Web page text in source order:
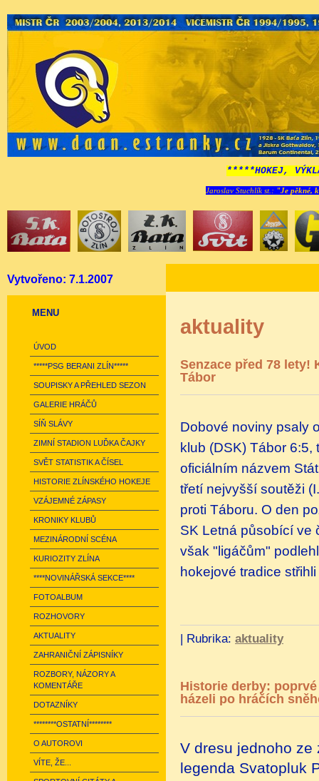
*****HOKEJ,
Jaroslav Stuchlík st.: "Je pěkné,
Vytvořeno: 7.1.2007
MENU
ÚVOD
*****PSG BERANI ZLÍN*****
SOUPISKY A PŘEHLED SEZON
GALERIE HRÁČŮ
SÍŇ SLÁVY
ZIMNÍ STADION LUĎKA ČAJKY
SVĚT STATISTIK A ČÍSEL
HISTORIE ZLÍNSKÉHO HOKEJE
VZÁJEMNÉ ZÁPASY
KRONIKY KLUBŮ
MEZINÁRODNÍ SCÉNA
KURIOZITY ZLÍNA
****NOVINÁŘSKÁ SEKCE****
FOTOALBUM
ROZHOVORY
AKTUALITY
ZAHRANIČNÍ ZÁPISNÍKY
ROZBORY, NÁZORY A
KOMENTÁŘE
DOTAZNÍKY
********OSTATNÍ********
O AUTOROVI
VÍTE, ŽE...
aktuality
Senzace před 78 lety!
Tábor
Dobové noviny psaly
klub (DSK) Tábor
oficiálním názvem
třetí nejvyšší soutěži
proti Táboru. O den
SK Letná působící ve
však "ligáčům"
hokejové tradice
| Rubrika: aktuality
Historie derby:
házeli po hráčích
V dresu jednoho
legenda Svatopluk